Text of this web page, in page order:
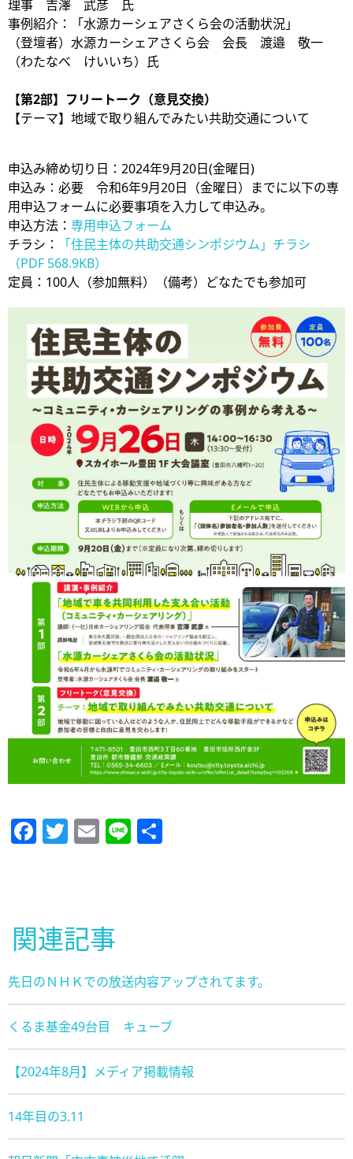
理事 吉澤 武彦 氏
事例紹介：「水源カーシェアさくら会の活動状況」
（登壇者）水源カーシェアさくら会 会長 渡邉 敬一
（わたなべ けいいち）氏
【第2部】フリートーク（意見交換）
【テーマ】地域で取り組んでみたい共助交通について
申込み締め切り日：2024年9月20日(金曜日)
申込み：必要 令和6年9月20日（金曜日）までに以下の専
用申込フォームに必要事項を入力して申込み。
申込方法： 専用申込フォーム
チラシ：
「住民主体の共助交通シンポジウム」チラシ
（PDF 568.9KB）
定員：100人（参加無料）（備考）どなたでも参加可
Facebook
Twitter
Email
Line
関連記事
先日のＮＨＫでの放送内容アップされてます。
くるま基金49台目 キューブ
【2024年8月】メディア掲載情報
14年目の3.11